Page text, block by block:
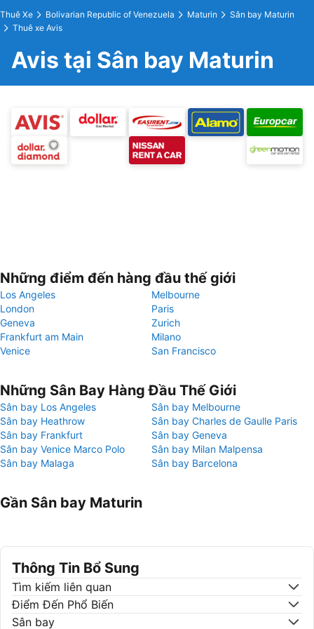
Thuê Xe Bolivarian Republic of Venezuela Maturin
Sân bay Maturin
Thuê xe Avis
Avis tại Sân bay Maturin
Những điểm đến hàng đầu thế giới
Los Angeles
Melbourne
London
Paris
Geneva
Zurich
Frankfurt am Main
Milano
Venice
San Francisco
Những Sân Bay Hàng Đầu Thế Giới
Sân bay Los Angeles
Sân bay Melbourne
Sân bay Heathrow
Sân bay Charles de Gaulle Paris
Sân bay Frankfurt
Sân bay Geneva
Sân bay Venice Marco Polo
Sân bay Milan Malpensa
Sân bay Malaga
Sân bay Barcelona
Gần Sân bay Maturin
Thông Tin Bổ Sung
Tìm kiếm liên quan
Điểm Đến Phổ Biến
Sân bay